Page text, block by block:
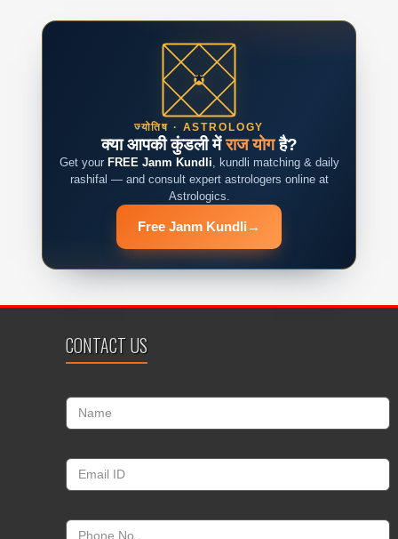
ज्योतिष · ASTROLOGY
क्या आपकी कुंडली मेंराज योगहै?
Get your FREE Janm Kundli , kundli matching & daily
rashifal — and consult expert astrologers online at
Astrologics.
Free Janm Kundli →
CONTACT US